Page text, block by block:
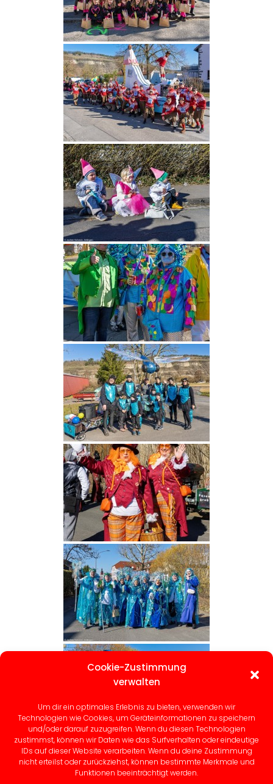
Cookie-Zustimmung
verwalten
Um dir ein optimales Erlebnis zu bieten, verwenden wir
Technologien wie Cookies, um Geräteinformationen zu speichern
und/oder darauf zuzugreifen. Wenn du diesen Technologien
zustimmst, können wir Daten wie das Surfverhalten oder eindeutige
IDs auf dieser Website verarbeiten. Wenn du deine Zustimmung
nicht erteilst oder zurückziehst, können bestimmte Merkmale und
Funktionen beeinträchtigt werden.
1 2 ... 15 ►